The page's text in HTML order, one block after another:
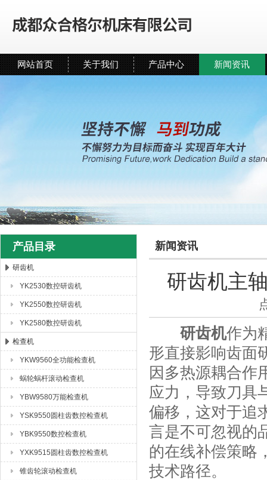
成都众合格尔机床有限公司
网站首页 关于我们 产品中心 新闻资讯
产品目录
研齿机
YK2530数控研齿机
YK2550数控研齿机
YK2580数控研齿机
检查机
YKW9560全功能检查机
蜗轮蜗杆滚动检查机
YBW9580万能检查机
YSK9550圆柱齿数控检查机
YBK9550数控检查机
YXK9515圆柱齿数控检查机
锥齿轮滚动检查机
新闻资讯
研齿机主
研齿机作为
形直接影响齿面
因多热源耦合作
应力，导致刀具
偏移，这对于追
言是不可忽视的
的在线补偿策略
技术路径。